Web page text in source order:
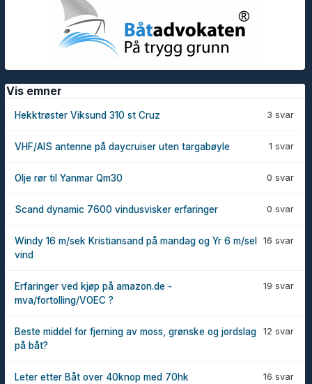
Vis emner
3 svar
Hekktrøster Viksund 310 st Cruz
1 svar
VHF/AIS antenne på daycruiser uten targabøyle
0 svar
Olje rør til Yanmar Qm30
0 svar
Scand dynamic 7600 vindusvisker erfaringer
16 svar
Windy 16 m/sek Kristiansand på mandag og Yr 6 m/sel
vind
19 svar
Erfaringer ved kjøp på amazon.de -
mva/fortolling/VOEC ?
12 svar
Beste middel for fjerning av moss, grønske og jordslag
på båt?
16 svar
Leter etter Båt over 40knop med 70hk